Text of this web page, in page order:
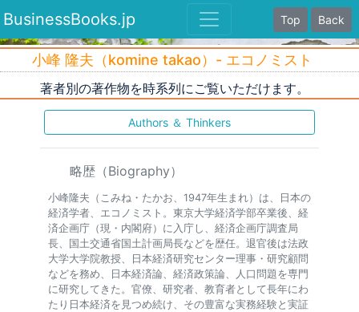
BusinessBooks.jp Top Back
小峰 隆夫（komine takao）- エコノミスト
著者別の著作物を時系列にご覧いただけます。
Authors ＆ Thinkers
略歴（Biography）
小峰隆夫（こみね・たかお、1947年生まれ）は、日本の
経済学者、エコノミスト。東京大学経済学部卒業後、経
済企画庁（現・内閣府）に入庁し、経済企画庁調査局
長、国土交通省国土計画局長などを歴任。退官後は法政
大学大学院教授、日本経済研究センター理事・研究顧問
などを務め、日本経済論、経済政策論、人口問題を専門
に研究してきた。官僚、研究者、教育者として長年にわ
たり日本経済を見つめ続け、その豊富な実務経験と実証